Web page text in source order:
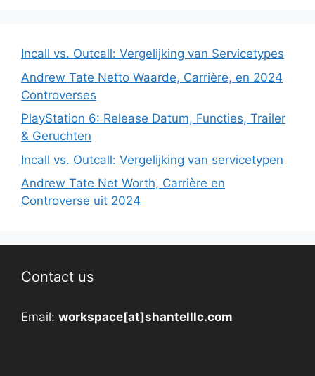
Incall vs. Outcall: Vergelijking van Servicetypes
Andrew Tate Netto Waarde, Carrière, en 2024
Controverses
PlayStation 6: Release Datum, Functies, Trailer
& Geruchten
Incall vs. Outcall: Vergelijking van servicetypen
Andrew Tate Net Worth, Carrière en
Controverse uit 2024
Contact us
Email: workspace[at]shantelllc.com